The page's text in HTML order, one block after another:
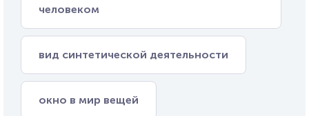
человеком
вид синтетической деятельности
окно в мир вещей